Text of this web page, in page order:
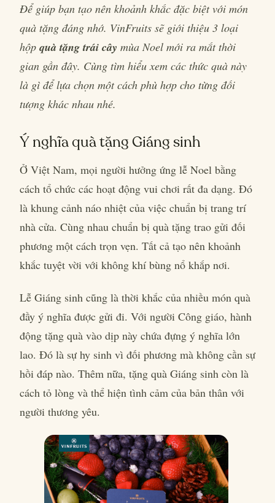
Để giúp bạn tạo nên khoảnh khắc đặc biệt với món
quà tặng đáng nhớ. VinFruits sẽ giới thiệu 3 loại
hộp quà tặng trái cây mùa Noel mới ra mắt thời
gian gần đây. Cùng tìm hiểu xem các thức quà này
là gì để lựa chọn một cách phù hợp cho từng đối
tượng khác nhau nhé.
Ý nghĩa quà tặng Giáng sinh
Ở Việt Nam, mọi người hưởng ứng lễ Noel bằng
cách tổ chức các hoạt động vui chơi rất đa dạng. Đó
là khung cảnh náo nhiệt của việc chuẩn bị trang trí
nhà cửa. Cùng nhau chuẩn bị quà tặng trao gửi đối
phương một cách trọn vẹn. Tất cả tạo nên khoảnh
khắc tuyệt vời với không khí bùng nổ khắp nơi.
Lễ Giáng sinh cũng là thời khắc của nhiều món quà
đầy ý nghĩa được gửi đi. Với người Công giáo, hành
động tặng quà vào dịp này chứa đựng ý nghĩa lớn
lao. Đó là sự hy sinh vì đối phương mà không cần sự
hồi đáp nào. Thêm nữa, tặng quà Giáng sinh còn là
cách tỏ lòng và thể hiện tình cảm của bản thân với
người thương yêu.